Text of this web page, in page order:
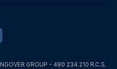
GROUP - 480 234 210 R.C.S.